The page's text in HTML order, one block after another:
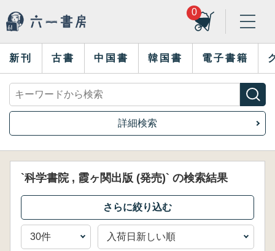
0
新刊 古書 中国書 韓国書 電子書籍
詳細検索
`科学書院 , 霞ヶ関出版 (発売)` の検索結果